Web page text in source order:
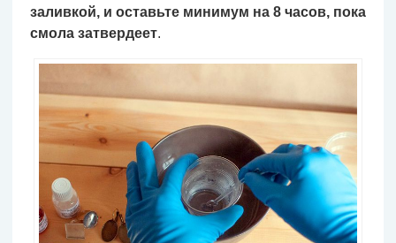
заливкой, и оставьте минимум на 8 часов, пока
смола затвердеет.